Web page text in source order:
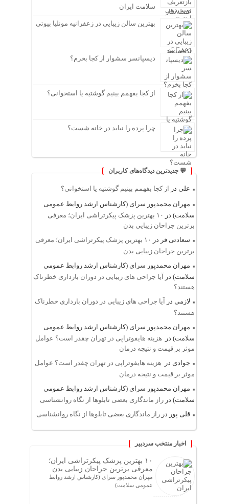
سلامت ایران
بهترین سالن زیبایی در زعفرانیه مونلیا بیوتی
دیسپانسر سشوار از کجا بخرم؟
از کجا بفهمم بینیم گوشتیه یا استخوانی؟
چرا پرده را نباید در خانه شست؟
💬 جدیدترین دیدگاه‌های کاربران
علی در
از کجا بفهمم بینیم گوشتیه یا استخوانی؟
مهران محمدپور سرای (کارشناس ارشد روابط عمومی
سلامت) در
۱۰ بهترین پزشک پیکرتراشی ایران؛ معرفی
برترین جراحان زیبایی بدن
سعادتی فر در
۱۰ بهترین پزشک پیکرتراشی ایران؛ معرفی
برترین جراحان زیبایی بدن
مهران محمدپور سرای (کارشناس ارشد روابط عمومی
سلامت) در
آیا جراحی های زیبایی در دوران بارداری خطرناک
هستند؟
لازمی در
آیا جراحی های زیبایی در دوران بارداری خطرناک
هستند؟
مهران محمدپور سرای (کارشناس ارشد روابط عمومی
سلامت) در
هزینه هایفوتراپی در تهران چقدر است؟ عوامل
موثر بر قیمت و نتیجه درمان
جوادی در
هزینه هایفوتراپی در تهران چقدر است؟ عوامل
موثر بر قیمت و نتیجه درمان
مهران محمدپور سرای (کارشناس ارشد روابط عمومی
سلامت) در راز ماندگاری بعضی تابلوها از نگاه روانشناسی
قلی پور در راز ماندگاری بعضی تابلوها از نگاه روانشناسی
اخبار منتخب سردبیر
۱۰ بهترین پزشک پیکرتراشی ایران؛
معرفی برترین جراحان زیبایی بدن
مهران محمدپور سرای (کارشناس ارشد روابط
عمومی سلامت)